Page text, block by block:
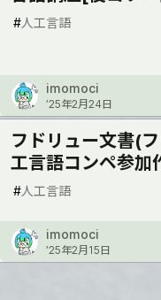
#人工言語
imomoci
’25年2月24日
フドリュー文書(
工言語コンペ参加
#人工言語
imomoci
’25年2月15日